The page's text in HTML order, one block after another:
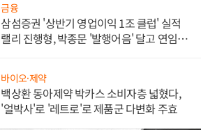
금융
삼섬증권 '상반기 영업이익 1조 클럽' 실적
랠리 진행형, 박종문 '발행어음' 달고 연임 향
바이오·제약
백상환 동아제약 박카스 소비자층 넓혔다,
'얼박사'로 '레트로'로 제품군 다변화 주효